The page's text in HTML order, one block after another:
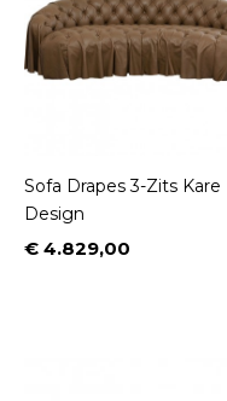
Sofa Drapes 3-Zits Kare
Design
Prijs
€ 4.829,00